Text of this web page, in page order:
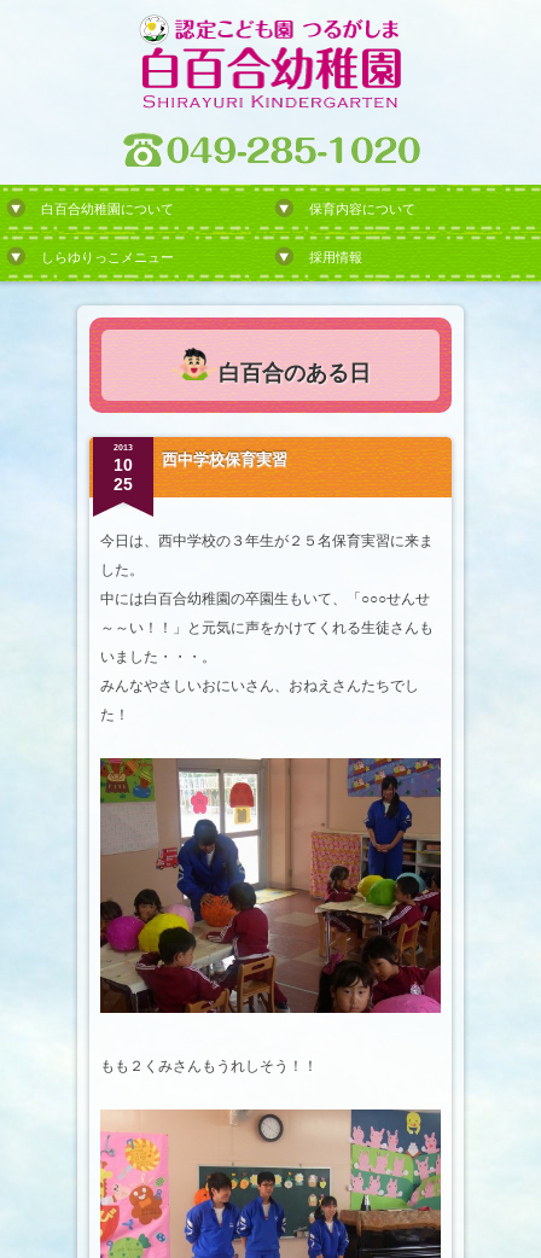
白百合幼稚園について 保育内容について
しらゆりっこメニュー 採用情報
白百合のある日
西中学校保育実習
2013
10
25
今日は、西中学校の３年生が２５名保育実習に来ま
した。
中には白百合幼稚園の卒園生もいて、「○○○せんせ
～～い！！」と元気に声をかけてくれる生徒さんも
いました・・・。
みんなやさしいおにいさん、おねえさんたちでし
た！
もも２くみさんもうれしそう！！